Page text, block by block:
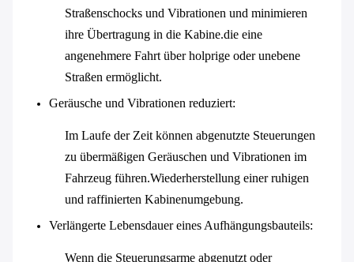
Straßenschocks und Vibrationen und minimieren
ihre Übertragung in die Kabine.die eine
angenehmere Fahrt über holprige oder unebene
Straßen ermöglicht.
Geräusche und Vibrationen reduziert:
Im Laufe der Zeit können abgenutzte Steuerungen
zu übermäßigen Geräuschen und Vibrationen im
Fahrzeug führen.Wiederherstellung einer ruhigen
und raffinierten Kabinenumgebung.
Verlängerte Lebensdauer eines Aufhängungsbauteils:
Wenn die Steuerungsarme abgenutzt oder